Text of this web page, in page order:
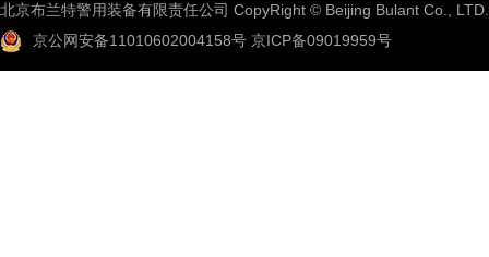
北京布兰特警用装备有限责任公司 CopyRight © Beijing Bulant Co., LTD.
京公网安备11010602004158号 京ICP备09019959号